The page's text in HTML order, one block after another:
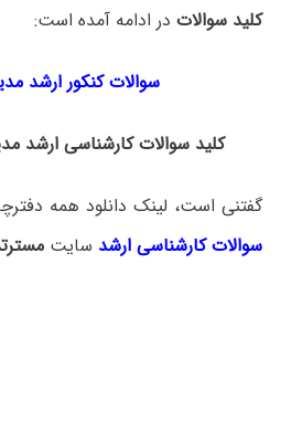
کلید سوالاتدر ادامه آمده است:
سوالات کنکور ارشد
کلید سوالات کارشناسی ارشد
گفتنی است، لینک دانلود همه
سوالات کارشناسی ارشد سایت